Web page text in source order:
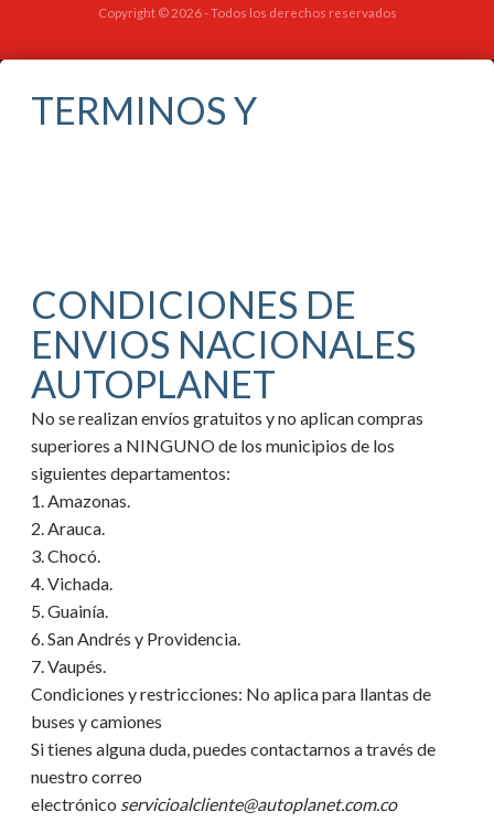
Copyright © 2026 - Todos los derechos reservados
TERMINOS Y
CONDICIONES DE
ENVIOS NACIONALES
AUTOPLANET
No se realizan envíos gratuitos y no aplican compras
superiores a NINGUNO de los municipios de los
siguientes departamentos:
1. Amazonas.
2. Arauca.
3. Chocó.
4. Vichada.
5. Guainía.
6. San Andrés y Providencia.
7. Vaupés.
Condiciones y restricciones: No aplica para llantas de
buses y camiones
Si tienes alguna duda, puedes contactarnos a través de
nuestro correo
electrónico servicioalcliente@autoplanet.com.co